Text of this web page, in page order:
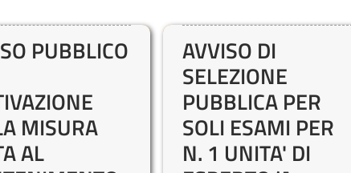
PUBBLICO
MISURA
AL
AVVISO DI
SELEZIONE
PUBBLICA PER
SOLI ESAMI PER
N. 1 UNITA' DI